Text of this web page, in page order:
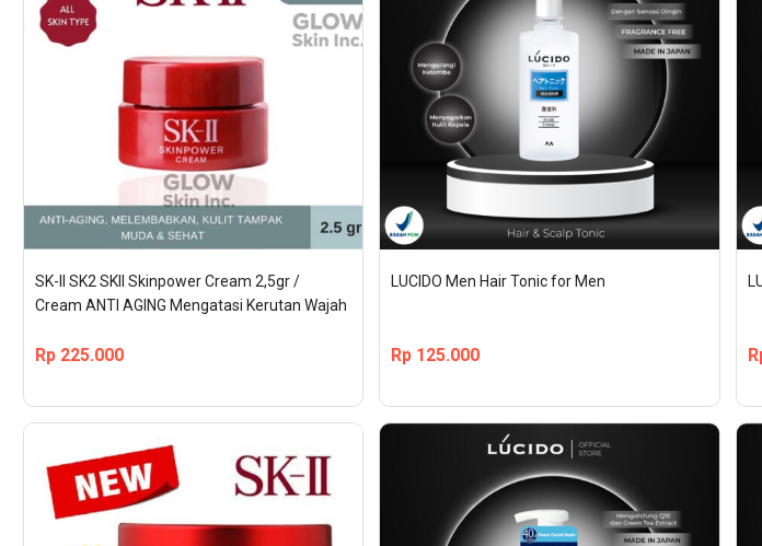
SK-II SK2 SKII Skinpower Cream 2,5gr /
Cream ANTI AGING Mengatasi Kerutan Wajah
Rp 225.000
LUCIDO Men Hair Tonic for Men
Rp 125.000